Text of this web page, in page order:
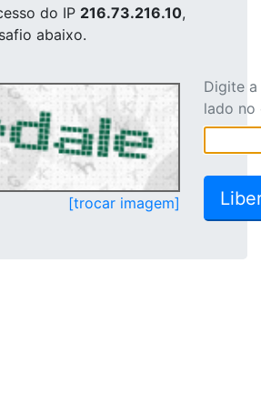
do IP 216.73.216.10,
abaixo.
[trocar imagem]
Digite
lado no